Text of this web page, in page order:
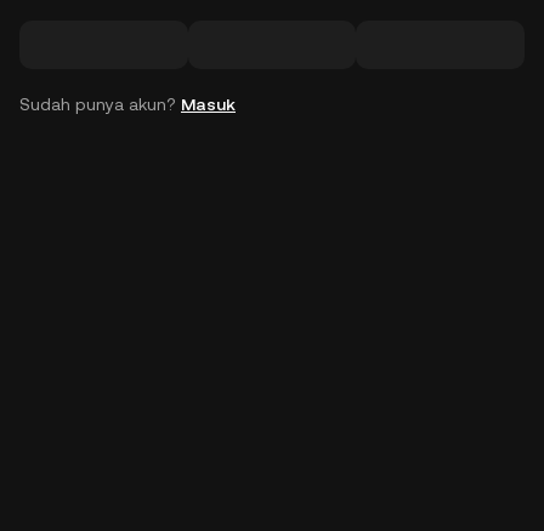
Sudah punya akun? Masuk